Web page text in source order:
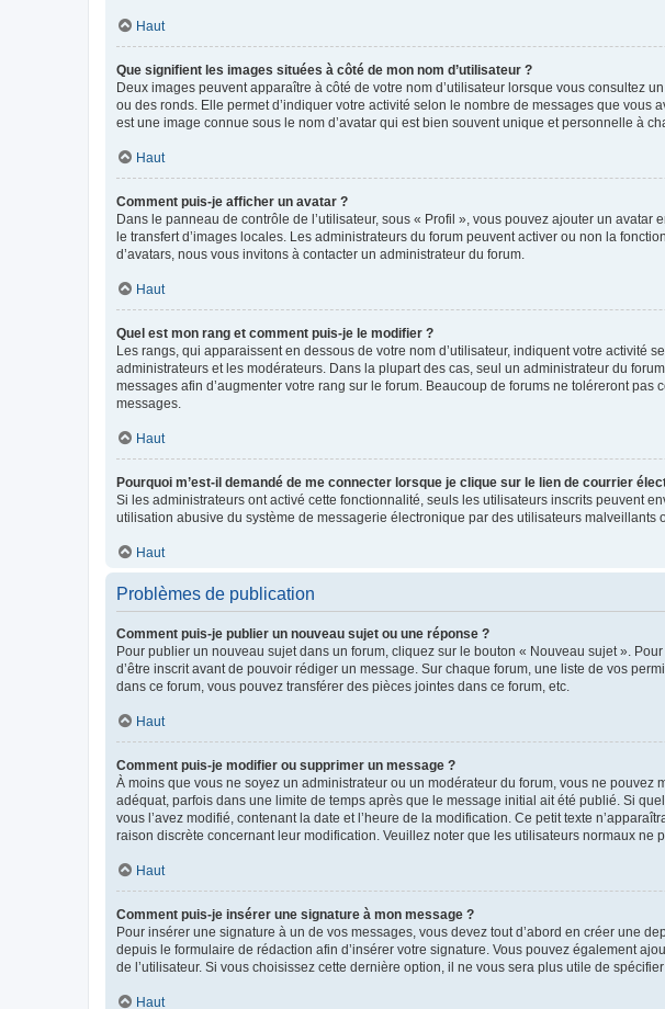
Haut
Que signifient les images situées à côté de mon nom d’utilisateur ?
Deux images peuvent apparaître à côté de votre nom d’utilisateur lorsque vous consultez
ou des ronds. Elle permet d’indiquer votre activité selon le nombre de messages que vous
est une image connue sous le nom d’avatar qui est bien souvent unique et personnelle à
Haut
Comment puis-je afficher un avatar ?
Dans le panneau de contrôle de l’utilisateur, sous « Profil », vous pouvez ajouter un
le transfert d’images locales. Les administrateurs du forum peuvent activer ou non la
d’avatars, nous vous invitons à contacter un administrateur du forum.
Haut
Quel est mon rang et comment puis-je le modifier ?
Les rangs, qui apparaissent en dessous de votre nom d’utilisateur, indiquent votre
administrateurs et les modérateurs. Dans la plupart des cas, seul un administrateur du
messages afin d’augmenter votre rang sur le forum. Beaucoup de forums ne toléreront
messages.
Haut
Pourquoi m’est-il demandé de me connecter lorsque je clique sur le lien de courrier
Si les administrateurs ont activé cette fonctionnalité, seuls les utilisateurs inscrits peuvent
utilisation abusive du système de messagerie électronique par des utilisateurs malveillants
Haut
Problèmes de publication
Comment puis-je publier un nouveau sujet ou une réponse ?
Pour publier un nouveau sujet dans un forum, cliquez sur le bouton « Nouveau sujet ».
d’être inscrit avant de pouvoir rédiger un message. Sur chaque forum, une liste de vos
dans ce forum, vous pouvez transférer des pièces jointes dans ce forum, etc.
Haut
Comment puis-je modifier ou supprimer un message ?
À moins que vous ne soyez un administrateur ou un modérateur du forum, vous ne
adéquat, parfois dans une limite de temps après que le message initial ait été publié. Si
vous l’avez modifié, contenant la date et l’heure de la modification. Ce petit texte
raison discrète concernant leur modification. Veuillez noter que les utilisateurs normaux
Haut
Comment puis-je insérer une signature à mon message ?
Pour insérer une signature à un de vos messages, vous devez tout d’abord en créer une
depuis le formulaire de rédaction afin d’insérer votre signature. Vous pouvez également
de l’utilisateur. Si vous choisissez cette dernière option, il ne vous sera plus utile de
Haut